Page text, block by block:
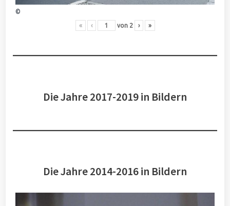
©
« ‹ von 2 › »
Die Jahre 2017-2019 in Bildern
Die Jahre 2014-2016 in Bildern